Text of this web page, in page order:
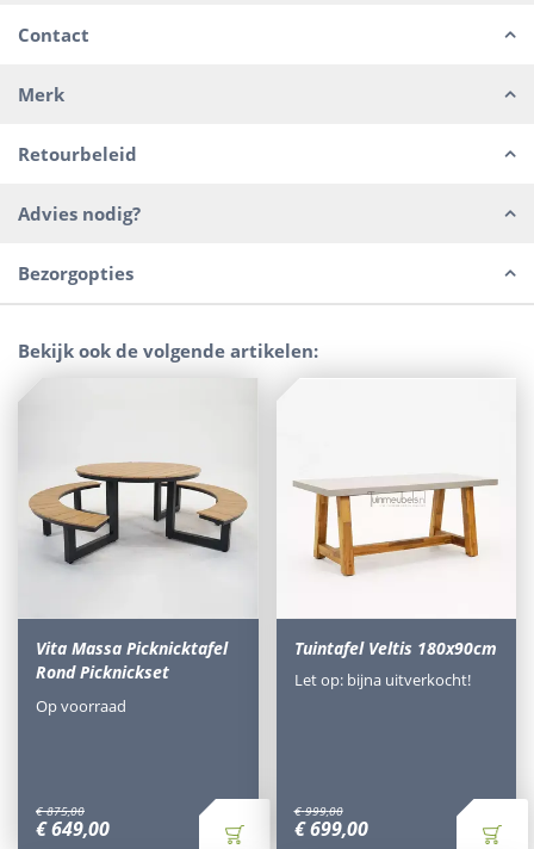
Contact
Merk
Retourbeleid
Advies nodig?
Bezorgopties
Bekijk ook de volgende artikelen:
Vita Massa Picknicktafel
Rond Picknickset
€ 875,00
€649,00
Op voorraad
Tuintafel Veltis 180x90cm
€ 999,00
€ 699,00
Let op: bijna uitverkocht!